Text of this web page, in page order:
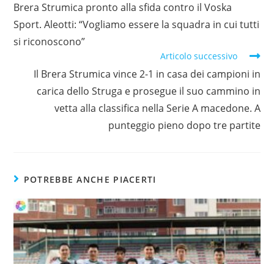
Brera Strumica pronto alla sfida contro il Voska
Sport. Aleotti: “Vogliamo essere la squadra in cui tutti
si riconoscono”
Articolo successivo
Il Brera Strumica vince 2-1 in casa dei campioni in
carica dello Struga e prosegue il suo cammino in
vetta alla classifica nella Serie A macedone. A
punteggio pieno dopo tre partite
POTREBBE ANCHE PIACERTI